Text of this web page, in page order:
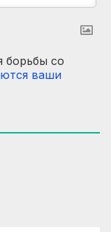
борьбы со
ваши